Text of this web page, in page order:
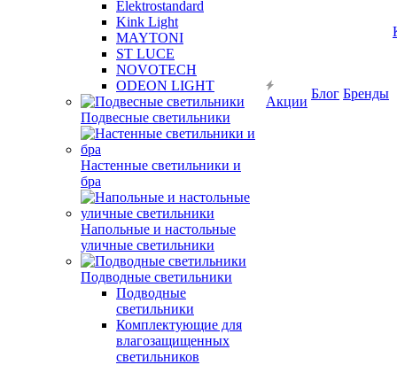
Elektrostandard
Kink Light
MAYTONI
ST LUCE
NOVOTECH
ODEON LIGHT
Подвесные светильники
Настенные светильники и
бра
Напольные и настольные
уличные светильники
Подводные светильники
Подводные
светильники
Комплектующие для
влагозащищенных
светильников
Акции
Блог Бренды